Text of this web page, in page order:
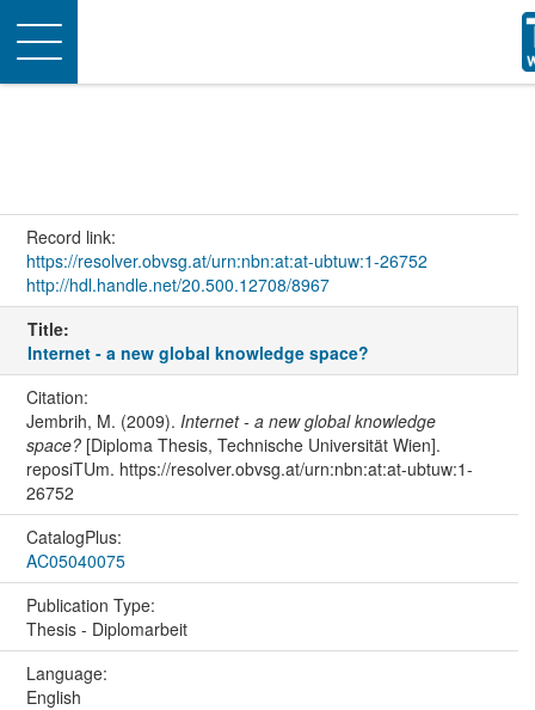
Toggle
navigation
Record link:
https://resolver.obvsg.at/urn:nbn:at:at-ubtuw:1-26752
http://hdl.handle.net/20.500.12708/8967
Title:
Internet - a new global knowledge space?
Citation:
Jembrih, M. (2009). Internet - a new global knowledge
space?[Diploma Thesis, Technische Universität Wien].
reposiTUm. https://resolver.obvsg.at/urn:nbn:at:at-ubtuw:1-
26752
CatalogPlus:
AC05040075
Publication Type:
Thesis - Diplomarbeit
Language:
English